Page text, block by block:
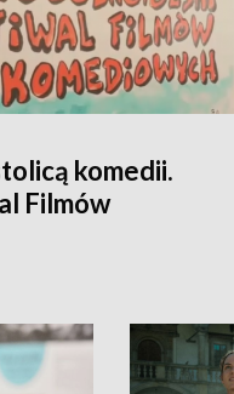
komedii.
Filmów